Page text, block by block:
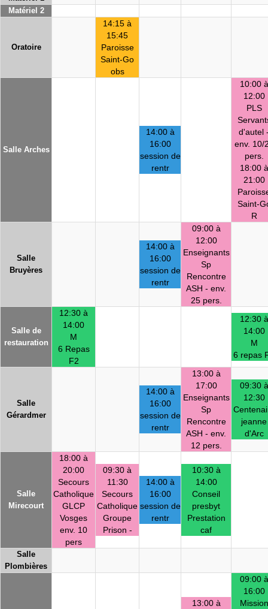
Matériel 2
Oratoire
14:15 à
15:45
Paroisse
Saint-Go
obs
Salle Arches
14:00 à
16:00
session de
rentr
10:00 à
12:00
PLS
d'autel
env. 10/
pers.
18:00 à
21:00
Saint-
R
Salle
Bruyères
14:00 à
16:00
session de
rentr
09:00 à
12:00
Enseignants
Sp
Rencontre
ASH - env.
25 pers.
Salle de
restauration
12:30 à
14:00
M
6 Repas
F2
12:30 à
14:00
M
6 repas
Salle
Gérardmer
14:00 à
16:00
session de
rentr
13:00 à
17:00
Enseignants
Sp
Rencontre
ASH - env.
12 pers.
09:30 à
12:30
jeanne
d'Arc
Salle
Mirecourt
18:00 à
20:00
Secours
Catholique
GLCP
Vosges
env. 10
pers
09:30 à
11:30
Secours
Catholique
Groupe
Prison -
14:00 à
16:00
session de
rentr
10:30 à
14:00
Conseil
presbyt
Prestation
caf
Salle
Plombières
13:00 à
09:00 à
16:00
Mission